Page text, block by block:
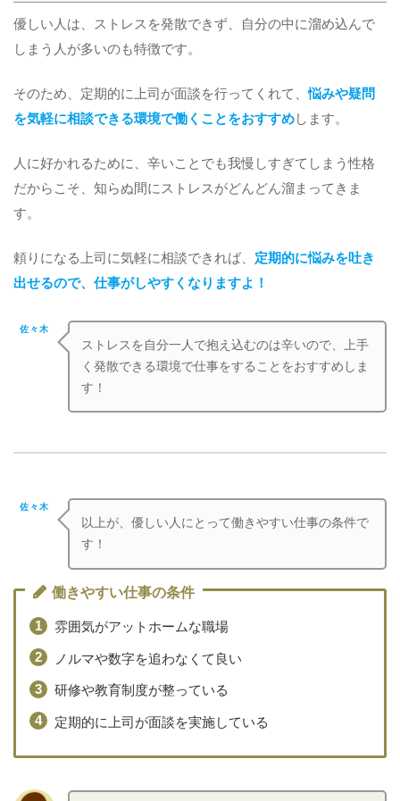
優しい人は、ストレスを発散できず、自分の中に溜め込んで
しまう人が多いのも特徴です。
そのため、定期的に上司が面談を行ってくれて、悩みや疑問
を気軽に相談できる環境で働くことをおすすめします。
人に好かれるために、辛いことでも我慢しすぎてしまう性格
だからこそ、知らぬ間にストレスがどんどん溜まってきま
す。
頼りになる上司に気軽に相談できれば、 定期的に悩みを吐き
出せるので、仕事がしやすくなりますよ！
佐々木
ストレスを自分一人で抱え込むのは辛いので、上手
く発散できる環境で仕事をすることをおすすめしま
す！
佐々木
以上が、優しい人にとって働きやすい仕事の条件で
す！
働きやすい仕事の条件
雰囲気がアットホームな職場
ノルマや数字を追わなくて良い
研修や教育制度が整っている
定期的に上司が面談を実施している